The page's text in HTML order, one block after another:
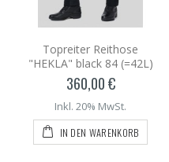
Topreiter Reithose
"HEKLA" black 84 (=42L)
360,00 €
Inkl. 20% MwSt.
IN DEN WARENKORB